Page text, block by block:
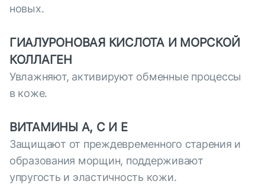
новых.
ГИАЛУРОНОВАЯ КИСЛОТА И МОРСКОЙ
КОЛЛАГЕН
Увлажняют, активируют обменные процессы
в коже.
ВИТАМИНЫ А, С И Е
Защищают от преждевременного старения и
образования морщин, поддерживают
упругость и эластичность кожи.